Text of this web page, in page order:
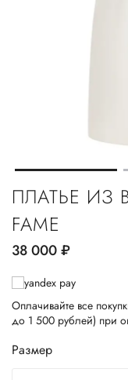
ПЛАТЬЕ ИЗ
FAME
38 000руб.
Оплачивайте все
до 1 500 рублей) при
Размер